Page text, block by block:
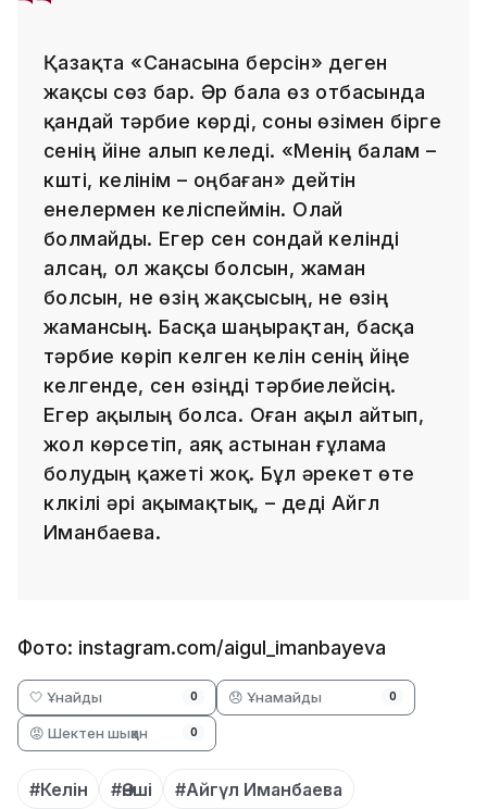
Қазақта «Санасына берсін» деген
жақсы сөз бар. Әр бала өз отбасында
қандай тәрбие көрді, соны өзімен бірге
сенің үйіне алып келеді. «Менің балам –
күшті, келінім – оңбаған» дейтін
енелермен келіспеймін. Олай
болмайды. Егер сен сондай келінді
алсаң, ол жақсы болсын, жаман
болсын, не өзің жақсысың, не өзің
жамансың. Басқа шаңырақтан, басқа
тәрбие көріп келген келін сенің үйіңе
келгенде, сен өзіңді тәрбиелейсің.
Егер ақылың болса. Оған ақыл айтып,
жол көрсетіп, аяқ астынан ғұлама
болудың қажеті жоқ. Бұл әрекет өте
күлкілі әрі ақымақтық, – деді Айгүл
Иманбаева.
Фото: instagram.com/aigul_imanbayeva
🤍 Ұнайды 0 😞 Ұнамайды 0
😡 Шектен шыққан 0
#Келін #Әнші #Айгүл Иманбаева